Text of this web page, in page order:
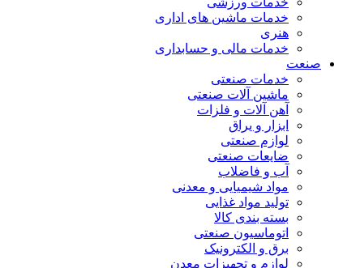
خدمات ماشین های اداری
هنری
خدمات مالی و حسابداری
صنعت
خدمات صنعتی
ماشین آلات صنعتی
آهن آلات و فلزات
ابزار و یراق
لوازم صنعتی
ضایعات صنعتی
آب و فاضلاب
مواد شیمیایی و معدنی
تولید مواد غذایی
بسته بندی کالا
اتوماسیون صنعتی
برق و الکترونیک
لوازم و تجهیزات معدن